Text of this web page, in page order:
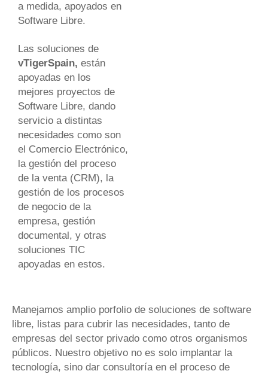
a medida, apoyados en
Software Libre.
Las soluciones de
vTigerSpain, están
apoyadas en los
mejores proyectos de
Software Libre, dando
servicio a distintas
necesidades como son
el Comercio Electrónico,
la gestión del proceso
de la venta (CRM), la
gestión de los procesos
de negocio de la
empresa, gestión
documental, y otras
soluciones TIC
apoyadas en estos.
Manejamos amplio porfolio de soluciones de software
libre, listas para cubrir las necesidades, tanto de
empresas del sector privado como otros organismos
públicos. Nuestro objetivo no es solo implantar la
tecnología, sino dar consultoría en el proceso de